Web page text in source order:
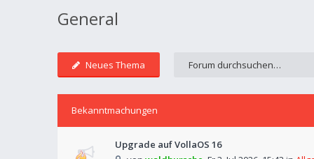
General
Neues Thema
Bekanntmachungen
Upgrade auf VollaOS 16